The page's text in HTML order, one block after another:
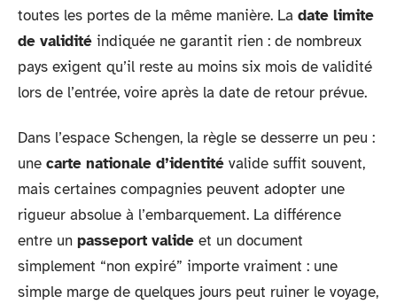
toutes les portes de la même manière. La date limite
de validité indiquée ne garantit rien : de nombreux
pays exigent qu’il reste au moins six mois de validité
lors de l’entrée, voire après la date de retour prévue.
Dans l’espace Schengen, la règle se desserre un peu :
une carte nationale d’identité valide suffit souvent,
mais certaines compagnies peuvent adopter une
rigueur absolue à l’embarquement. La différence
entre un passeport valide et un document
simplement “non expiré” importe vraiment : une
simple marge de quelques jours peut ruiner le voyage,